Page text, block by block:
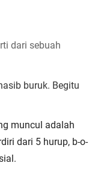
dari sebuah
buruk. Begitu
muncul adalah
dari 5 hurup, b-o-